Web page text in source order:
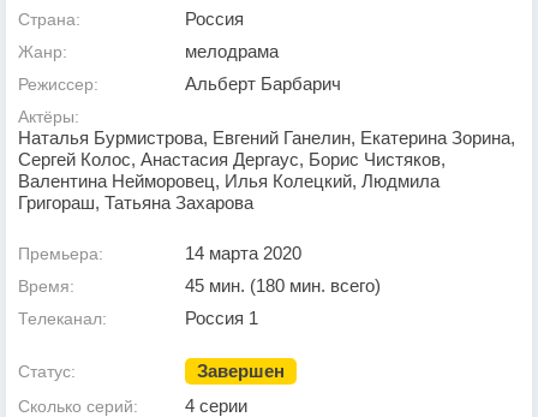
Страна: Россия
Жанр: мелодрама
Режиссер: Альберт Барбарич
Актёры:
Наталья Бурмистрова, Евгений Ганелин, Екатерина Зорина,
Сергей Колос, Анастасия Дергаус, Борис Чистяков,
Валентина Нейморовец, Илья Колецкий, Людмила
Григораш, Татьяна Захарова
Премьера: 14 марта 2020
Время: 45 мин. (180 мин. всего)
Телеканал: Россия 1
Статус: Завершен
Сколько серий: 4 серии